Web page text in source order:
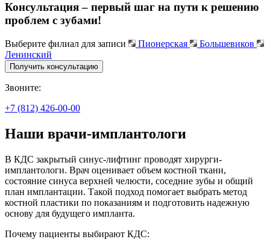
Консультация – первый шаг на пути к решению
проблем с зубами!
Выберите филиал для записи Пионерская
Большевиков
Ленинский
Получить консультацию
Звоните:
+7 (812) 426-00-00
Наши врачи-имплантологи
В КДС закрытый синус-лифтинг проводят хирурги-
имплантологи. Врач оценивает объем костной ткани,
состояние синуса верхней челюсти, соседние зубы и общий
план имплантации. Такой подход помогает выбрать метод
костной пластики по показаниям и подготовить надежную
основу для будущего импланта.
Почему пациенты выбирают КДС: